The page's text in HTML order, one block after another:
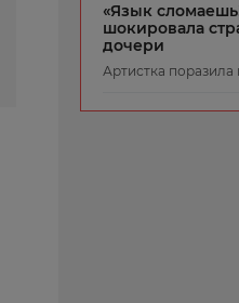
«Язык
шокировала
дочери
Артистка поразила